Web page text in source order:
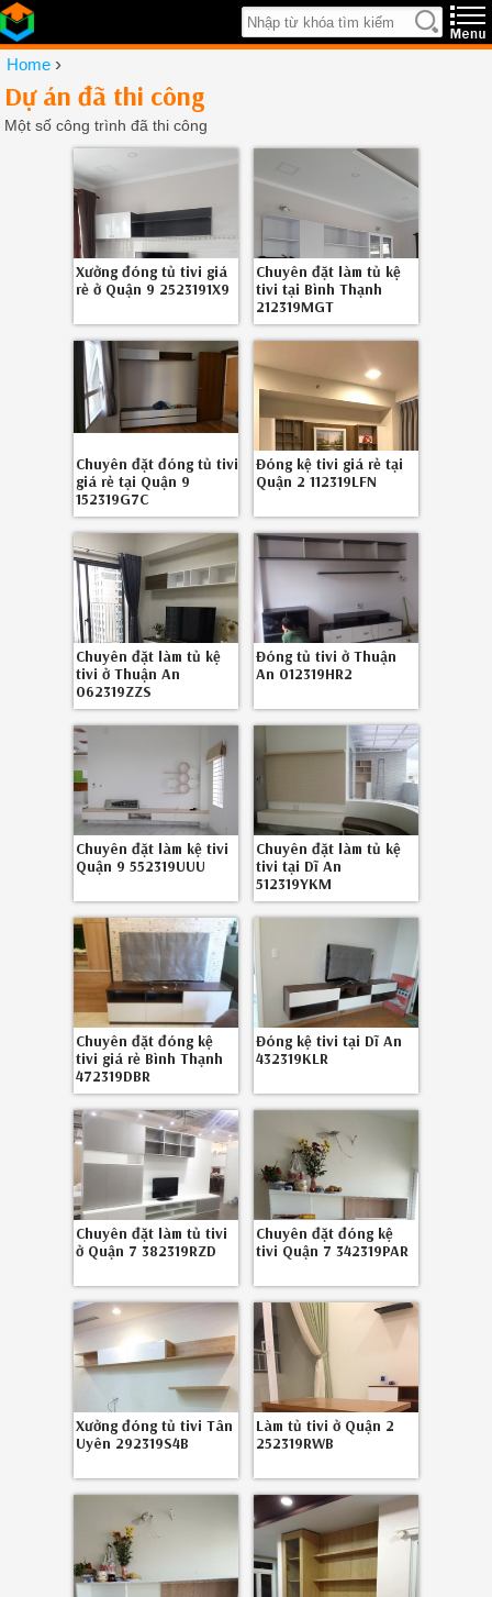
Home ›
Dự án đã thi công
Một số công trình đã thi công
Xưởng đóng tủ tivi giá
rẻ ở Quận 9 2523191X9
Chuyên đặt làm tủ kệ
tivi tại Bình Thạnh
212319MGT
Chuyên đặt đóng tủ tivi
giá rẻ tại Quận 9
152319G7C
Đóng kệ tivi giá rẻ tại
Quận 2 112319LFN
Chuyên đặt làm tủ kệ
tivi ở Thuận An
062319ZZS
Đóng tủ tivi ở Thuận
An 012319HR2
Chuyên đặt làm kệ tivi
Quận 9 552319UUU
Chuyên đặt làm tủ kệ
tivi tại Dĩ An
512319YKM
Chuyên đặt đóng kệ
tivi giá rẻ Bình Thạnh
472319DBR
Đóng kệ tivi tại Dĩ An
432319KLR
Chuyên đặt làm tủ tivi
ở Quận 7 382319RZD
Chuyên đặt đóng kệ
tivi Quận 7 342319PAR
Xưởng đóng tủ tivi Tân
Uyên 292319S4B
Làm tủ tivi ở Quận 2
252319RWB